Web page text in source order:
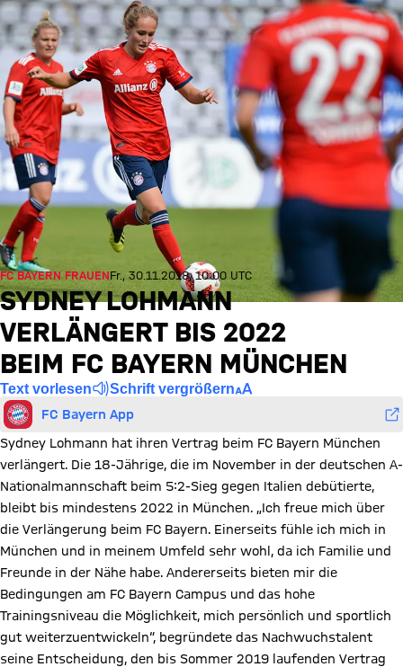
FC BAYERN FRAUENFr., 30.11.2018, 10:00 UTC
SYDNEY LOHMANN
VERLÄNGERT BIS 2022
BEIM FC BAYERN MÜNCHEN
Text vorlesen Schrift vergrößern
FC Bayern App
Sydney Lohmann hat ihren Vertrag beim FC Bayern München
verlängert. Die 18-Jährige, die im November in der deutschen A-
Nationalmannschaft beim 5:2-Sieg gegen Italien debütierte,
bleibt bis mindestens 2022 in München. „Ich freue mich über
die Verlängerung beim FC Bayern. Einerseits fühle ich mich in
München und in meinem Umfeld sehr wohl, da ich Familie und
Freunde in der Nähe habe. Andererseits bieten mir die
Bedingungen am FC Bayern Campus und das hohe
Trainingsniveau die Möglichkeit, mich persönlich und sportlich
gut weiterzuentwickeln“, begründete das Nachwuchstalent
seine Entscheidung, den bis Sommer 2019 laufenden Vertrag